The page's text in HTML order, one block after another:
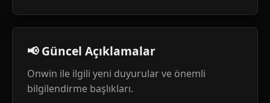
📢 Güncel Açıklamalar
Onwin ile ilgili yeni duyurular ve önemli
bilgilendirme başlıkları.